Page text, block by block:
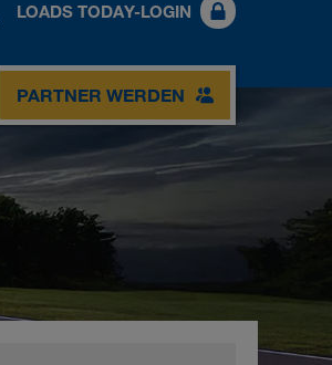
LOADS TODAY-LOGIN
PARTNER WERDEN